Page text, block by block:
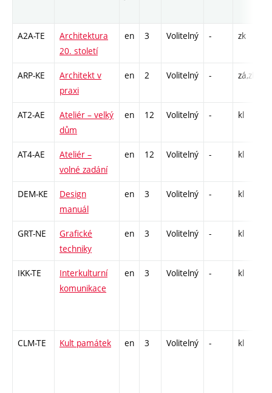
A2A-TE
Architektura
20. století
en 3 Volitelný - zk
ARP-KE
Architekt v
praxi
en 2 Volitelný - zá,zk
AT2-AE
Ateliér – velký
dům
en 12 Volitelný - kl
AT4-AE
Ateliér –
volné zadání
en 12 Volitelný - kl
DEM-KE
Design
manuál
en 3 Volitelný - kl
GRT-NE
Grafické
techniky
en 3 Volitelný - kl
IKK-TE
Interkulturní
komunikace
en 3 Volitelný - kl
CLM-TE Kult památek en 3 Volitelný - kl